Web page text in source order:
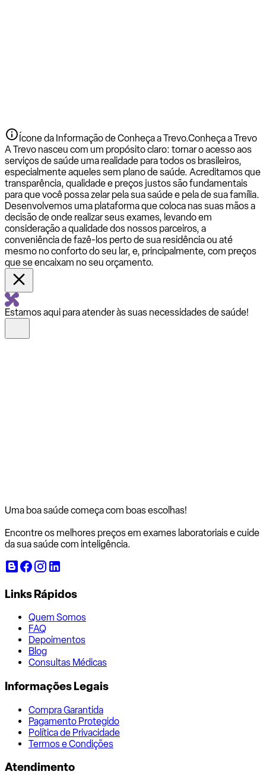
Ícone da Informação de Conheça a Trevo.Conheça a Trevo
A Trevo nasceu com um propósito claro: tornar o acesso aos
serviços de saúde uma realidade para todos os brasileiros,
especialmente aqueles sem plano de saúde. Acreditamos que
transparência, qualidade e preços justos são fundamentais
para que você possa zelar pela sua saúde e pela de sua família.
Desenvolvemos uma plataforma que coloca nas suas mãos a
decisão de onde realizar seus exames, levando em
consideração a qualidade dos nossos parceiros, a
conveniência de fazê-los perto de sua residência ou até
mesmo no conforto do seu lar, e, principalmente, com preços
que se encaixam no seu orçamento.
Estamos aqui para atender às suas necessidades de saúde!
Uma boa saúde começa com boas escolhas!
Encontre os melhores preços em exames laboratoriais e cuide
da sua saúde com inteligência.
Links Rápidos
Quem Somos
FAQ
Depoimentos
Blog
Consultas Médicas
Informações Legais
Compra Garantida
Pagamento Protegido
Política de Privacidade
Termos e Condições
Atendimento